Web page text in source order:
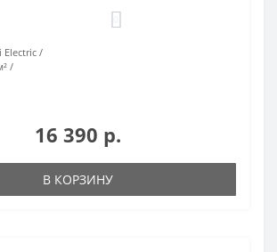
Electric
16 390 р.
В КОРЗИНУ